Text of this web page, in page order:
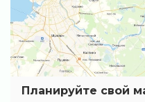
Планируйте свой